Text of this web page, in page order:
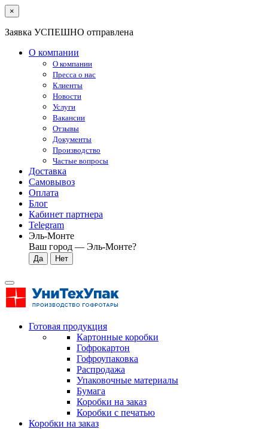
×
Заявка УСПЕШНО отправлена
О компании
О компании
Пресса о нас
Клиенты
Новости
Услуги
Вакансии
Отзывы
Документы
Производство
Частые вопросы
Доставка
Самовывоз
Оплата
Блог
Кабинет партнера
Telegram
Эль-Монте
Ваш город — Эль-Монте?
Готовая продукция
Картонные коробки
Гофрокартон
Гофроупаковка
Распродажа
Упаковочные материалы
Бумага
Коробки на заказ
Коробки с печатью
Коробки на заказ